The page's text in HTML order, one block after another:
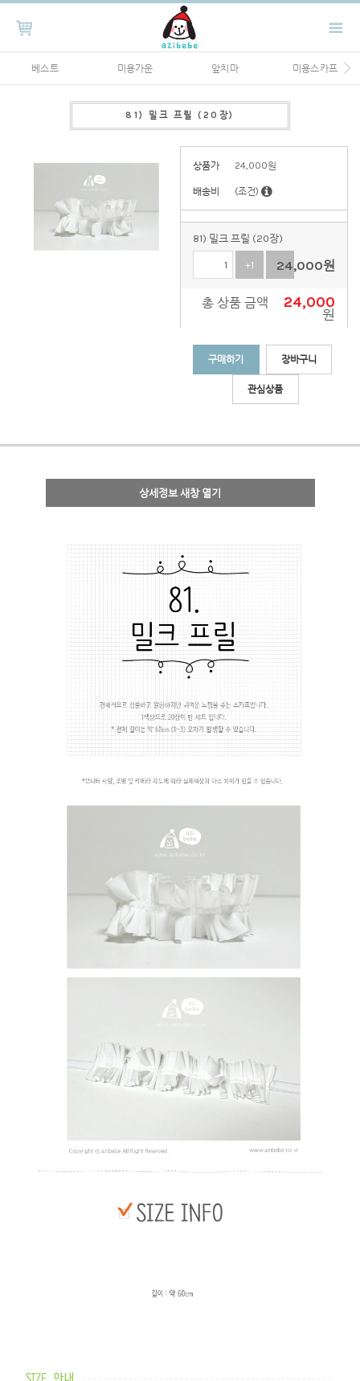
베스트 미용가운 앞치마 미용스카프
81) 밀크 프릴 (20장)
상품가 24,000원
배송비 (조건)
81) 밀크 프릴 (20장)
+1 -1
24,000원
총 상품 금액 24,000
원
구매하기 장바구니
관심상품
상세정보 새창 열기